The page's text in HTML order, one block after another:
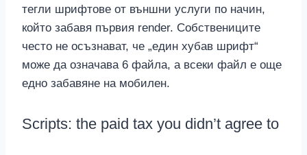
тегли шрифтове от външни услуги по начин,
който забавя първия render. Собствениците
често не осъзнават, че „един хубав шрифт“
може да означава 6 файла, а всеки файл е още
едно забавяне на мобилен.
Scripts: the paid tax you didn’t agree to